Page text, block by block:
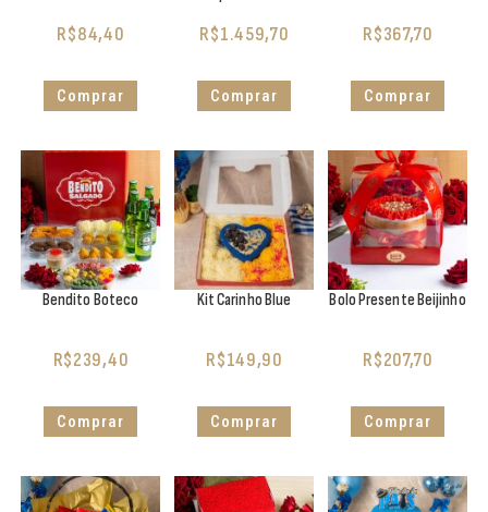
R$84,40
Comprar
R$1.459,70
Comprar
R$367,70
Comprar
Bendito Boteco
R$239,40
Comprar
Kit Carinho Blue
R$149,90
Comprar
Bolo Presente Beijinho
R$207,70
Comprar